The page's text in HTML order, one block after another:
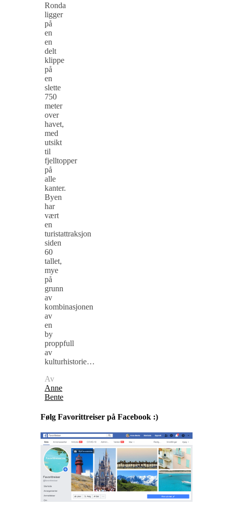
Ronda
ligger
på
en
en
delt
klippe
på
en
slette
750
meter
over
havet,
med
utsikt
til
fjelltopper
på
alle
kanter.
Byen
har
vært
en
turistattraksjon
siden
60
tallet,
mye
på
grunn
av
kombinasjonen
av
en
by
proppfull
av
kulturhistorie…
Av
Anne
Bente
Følg Favorittreiser på Facebook :)